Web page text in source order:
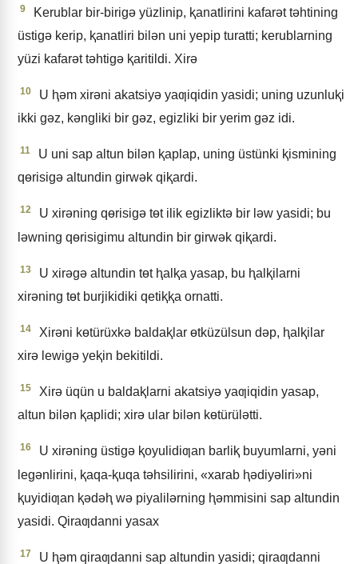
9
Kerublar bir-birigǝ yüzlinip, ⱪanatlirini kafarǝt tǝhtining
üstigǝ kerip, ⱪanatliri bilǝn uni yepip turatti; kerublarning
yüzi kafarǝt tǝhtigǝ ⱪaritildi. Xirǝ
10
U ⱨǝm xirǝni akatsiyǝ yaƣiqidin yasidi; uning uzunluⱪi
ikki gǝz, kǝngliki bir gǝz, egizliki bir yerim gǝz idi.
11
U uni sap altun bilǝn ⱪaplap, uning üstünki ⱪismining
qɵrisigǝ altundin girwǝk qiⱪardi.
12
U xirǝning qɵrisigǝ tɵt ilik egizliktǝ bir lǝw yasidi; bu
lǝwning qɵrisigimu altundin bir girwǝk qiⱪardi.
13
U xirǝgǝ altundin tɵt ⱨalⱪa yasap, bu ⱨalⱪilarni
xirǝning tɵt burjikidiki qetiⱪⱪa ornatti.
14
Xirǝni kɵtürüxkǝ baldaⱪlar ɵtküzülsun dǝp, ⱨalⱪilar
xirǝ lewigǝ yeⱪin bekitildi.
15
Xirǝ üqün u baldaⱪlarni akatsiyǝ yaƣiqidin yasap,
altun bilǝn ⱪaplidi; xirǝ ular bilǝn kɵtürülǝtti.
16
U xirǝning üstigǝ ⱪoyulidiƣan barliⱪ buyumlarni, yǝni
legǝnlirini, ⱪaqa-ⱪuqa tǝhsilirini, «xarab ⱨǝdiyǝliri»ni
ⱪuyidiƣan ⱪǝdǝⱨ wǝ piyalilǝrning ⱨǝmmisini sap altundin
yasidi. Qiraƣdanni yasax
17 U ⱨǝm qiraƣdanni sap altundin yasidi; qiraƣdanni